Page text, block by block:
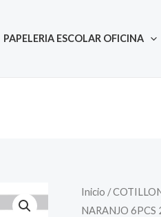
PAPELERIA ESCOLAR OFICINA
Inicio /
NARANJO 6PCS